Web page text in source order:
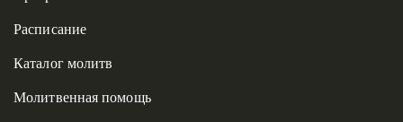
Расписание
Каталог молитв
Молитвенная помощь